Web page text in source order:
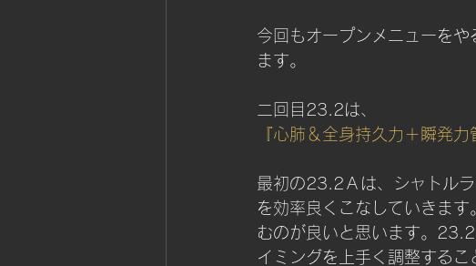
今回もオープンメニューを
ます。
二回目23.2は、
『心肺＆全身持久力＋瞬発力
最初の23.2Ａは、シャトル
を効率良くこなしていきま
むのが良いと思います。
イミングを上手く調整する